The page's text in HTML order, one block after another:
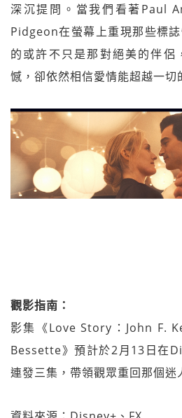
深沉提問。當我們看著Paul
Pidgeon在螢幕上重現那些標
的或許不只是那對絕美的伴侶
憾，卻依然相信愛情能超越一切
觀影指南：
影集《Love Story：John F.
Bessette》預計於2月13日在
連發三集，帶領觀眾重回那個迷